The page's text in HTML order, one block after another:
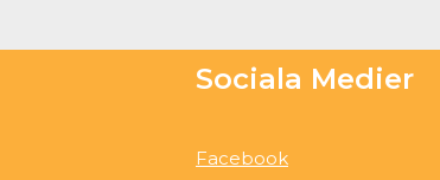
Sociala Medier
Facebook